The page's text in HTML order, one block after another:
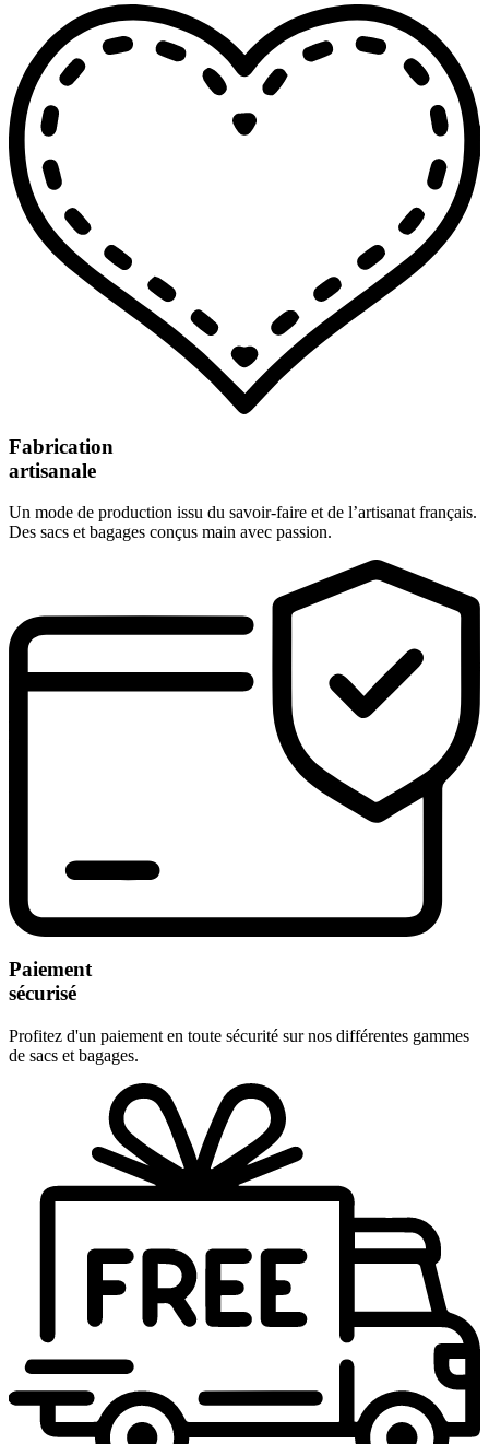
Fabrication
artisanale
Un mode de production issu du savoir-faire et de l’artisanat français.
Des sacs et bagages conçus main avec passion.
Paiement
sécurisé
Profitez d'un paiement en toute sécurité sur nos différentes gammes
de sacs et bagages.